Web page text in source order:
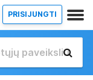
PRISIJUNGTI